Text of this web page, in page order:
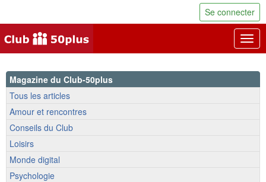
Se connecter
Magazine du Club-50plus
Tous les articles
Amour et rencontres
Conseils du Club
Loisirs
Monde digital
Psychologie